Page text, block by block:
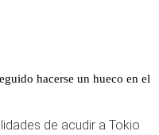
hacerse un hueco en el
de acudir a Tokio